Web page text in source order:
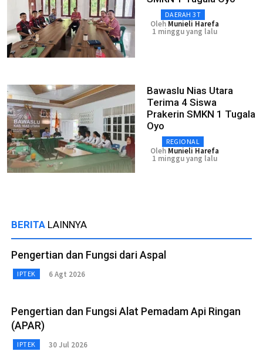
DAERAH 3T
Oleh Munieli Harefa
1 minggu yang lalu
Bawaslu Nias Utara
Terima 4 Siswa
Prakerin SMKN 1 Tugala
Oyo
REGIONAL
Oleh Munieli Harefa
1 minggu yang lalu
BERITA LAINNYA
Pengertian dan Fungsi dari Aspal
IPTEK 6 Agt 2026
Pengertian dan Fungsi Alat Pemadam Api Ringan
(APAR)
IPTEK 30 Jul 2026